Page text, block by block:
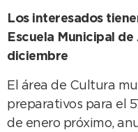
Los interesados
Escuela Municipal
diciembre
El área de Cultura
preparativos para el
de enero próximo,